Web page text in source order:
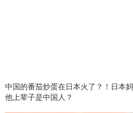
中国的番茄炒蛋在日本火了？！日本
他上辈子是中国人？